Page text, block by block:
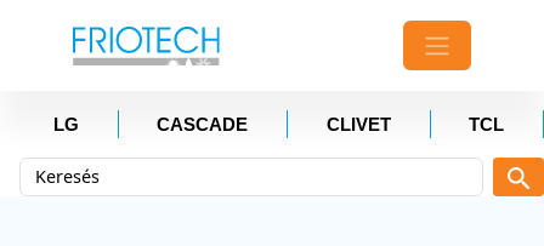
LG CASCADE CLIVET TCL